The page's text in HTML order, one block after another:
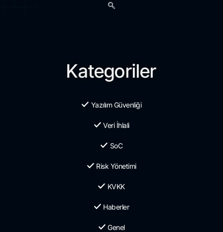
Kategoriler
Yazılım Güvenliği
Veri İhlali
SoC
Risk Yönetimi
KVKK
Haberler
Genel